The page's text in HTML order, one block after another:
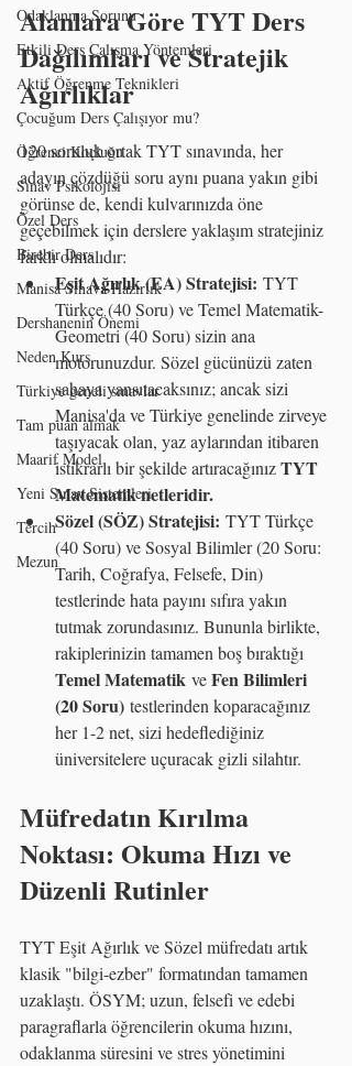
Odaklanma Sorunu
Etkili Ders Çalışma Yöntemleri
Aktif Öğrenme Teknikleri
Çocuğum Ders Çalışıyor mu?
Öğrenci Koçluğu
Sınav Psikolojisi
Özel Ders
Birebir Ders
Manisa Sınava Hazırlık
Dershanenin Önemi
Neden Kurs
Türkiye geneli sınavlar
Tam puan almak
Maarif Model
Yeni Sınav Sistemleri
Tercih
Mezun
Alanlara Göre TYT Ders
Dağılımları ve Stratejik
Ağırlıklar
120 soruluk ortak TYT sınavında, her
adayın çözdüğü soru aynı puana yakın gibi
görünse de, kendi kulvarınızda öne
geçebilmek için derslere yaklaşım stratejiniz
farklı olmalıdır:
Eşit Ağırlık (EA) Stratejisi: TYT
Türkçe (40 Soru) ve Temel Matematik-
Geometri (40 Soru) sizin ana
motorunuzdur. Sözel gücünüzü zaten
sahaya yansıtacaksınız; ancak sizi
Manisa'da ve Türkiye genelinde zirveye
taşıyacak olan, yaz aylarından itibaren
istikrarlı bir şekilde artıracağınız TYT
Matematik netleridir.
Sözel (SÖZ) Stratejisi: TYT Türkçe
(40 Soru) ve Sosyal Bilimler (20 Soru:
Tarih, Coğrafya, Felsefe, Din)
testlerinde hata payını sıfıra yakın
tutmak zorundasınız. Bununla birlikte,
rakiplerinizin tamamen boş bıraktığı
Temel Matematik ve Fen Bilimleri
(20 Soru) testlerinden koparacağınız
her 1-2 net, sizi hedeflediğiniz
üniversitelere uçuracak gizli silahtır.
Müfredatın Kırılma
Noktası: Okuma Hızı ve
Düzenli Rutinler
TYT Eşit Ağırlık ve Sözel müfredatı artık
klasik "bilgi-ezber" formatından tamamen
uzaklaştı. ÖSYM; uzun, felsefi ve edebi
paragraflarla öğrencilerin okuma hızını,
odaklanma süresini ve stres yönetimini